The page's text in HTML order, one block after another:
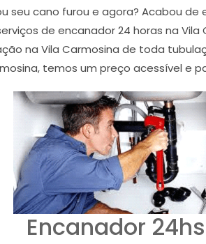
seu cano furou e agora? Acabou
de encanador 24 horas na
na Vila Carmosina de toda
temos um preço acessível e
Encanador 24hs